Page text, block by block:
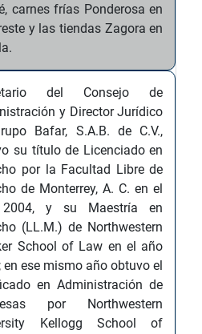
carnes frías Ponderosa en
y las tiendas Zagora en
del Consejo de
y Director Jurídico
Bafar, S.A.B. de C.V.,
su título de Licenciado en
por la Facultad Libre de
de Monterrey, A. C. en el
y su Maestría en
(LL.M.) de Northwestern
School of Law en el año
en ese mismo año obtuvo el
en Administración de
por Northwestern
Kellogg School of